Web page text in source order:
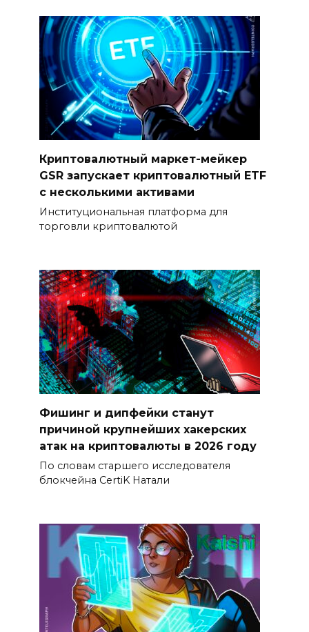
Криптовалютный маркет-мейкер
GSR запускает криптовалютный ETF
с несколькими активами
Институциональная платформа для
торговли криптовалютой
Фишинг и дипфейки станут
причиной крупнейших хакерских
атак на криптовалюты в 2026 году
По словам старшего исследователя
блокчейна CertiK Натали